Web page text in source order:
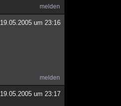
melden
19.05.2005 um 23:16
melden
19.05.2005 um 23:17